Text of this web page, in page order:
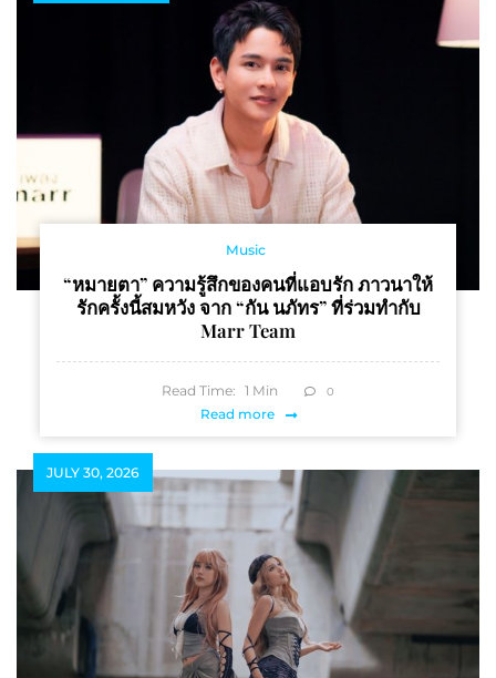
Music
“หมายตา” ความรู้สึกของคนที่แอบรัก ภาวนาให้
รักครั้งนี้สมหวัง จาก “กัน นภัทร” ที่ร่วมทำกับ
Marr Team
Read Time: 1 Min 0
Read more
JULY 30, 2026